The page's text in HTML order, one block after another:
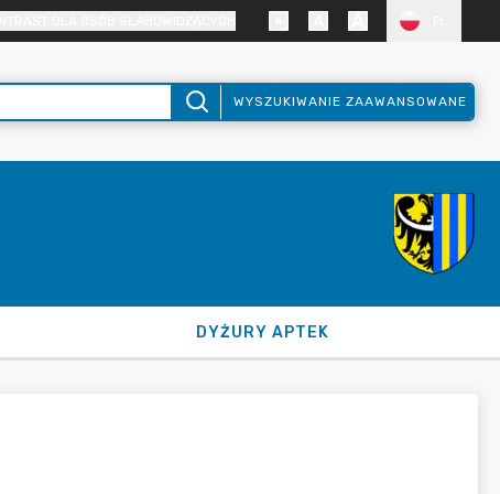
WYSZUKIWANIE ZAAWANSOWANE
DYŻURY APTEK